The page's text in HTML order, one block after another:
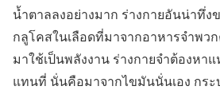
น้ำตาลลงอย่างมาก ร่างกายอันน่าทึ่ง
กลูโคสในเลือดที่มาจากอาหารจำพว
มาใช้เป็นพลังงาน ร่างกายจำต้องหา
แทนที่ นั่นคือมาจากไขมันนั่นเอง กระ